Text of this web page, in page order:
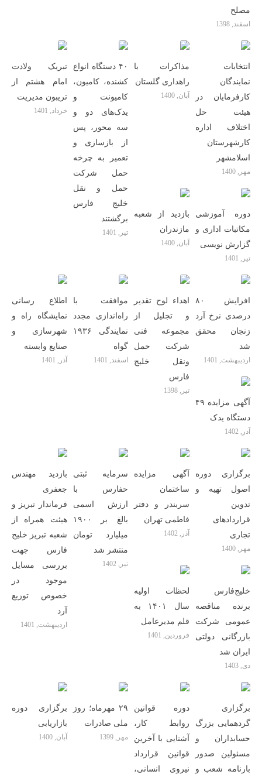
مصلح
اسفند, 1398
تبریک ولادت
امام هشتم از
تریبون مدیریت
خرداد, 1401
۴۰ دستگاه انواع
کشنده، کامیون،
کامیونت و
یدک‌های دو و
سه محور، پس
از بازسازی و
تعمیر به چرخه
حمل شرکت
حمل و نقل
خلیج فارس
برگشتند
تیر, 1401
مذاکرات با
راهداری گلستان
آبان, 1400
انتخابات
نمایندگان
کارفرمایان در
هیئت حل
اختلاف اداره
کارشهرستان
اسلامشهر
مهر, 1400
بازدید از شعبه
مازندران
آبان, 1400
دوره آموزشی
مکاتبات اداری و
گزارش نویسی
تیر, 1401
اطلاع رسانی
نمایشگاه راه و
شهرسازی و
صنایع وابسته
آذر, 1401
موافقت با
راه‌اندازی مجدد
نمایندگی ۱۹۳۶
گواه
اسفند, 1401
اهداء لوح تقدیر
و تجلیل از
مجموعه فنی
شرکت حمل
ونقل خلیج
فارس
تیر, 1398
افزایش ۸۰
درصدی نرخ آرد
زنجان محقق
شد
اردیبهشت, 1401
آگهی مزایده ۴۹
دستگاه یدک
آذر, 1402
بازدید مهندس
جعفری
فرماندار تبریز و
هیئت همراه از
شعبه تبریز خلیج
فارس جهت
بررسی مسایل
موجود در
خصوص توزیع
آرد
اردیبهشت, 1401
سرمایه ثبتی
حفارس با
ارزش اسمی
بالغ بر ۱۹۰۰
میلیارد تومان
منتشر شد
تیر, 1402
آگهی مزایده
ساختمان
سربندر و دفتر
فاطمی تهران
آذر, 1402
برگزاری دوره
اصول تهیه و
تدوین
قراردادهای
تجاری
مهر, 1400
لحظات اولیه
سال ۱۴۰۱ به
قلم مدیرعامل
فروردین, 1401
خلیج‌فارس
برنده مناقصه
عمومی شرکت
بازرگانی دولتی
ایران شد
دی, 1403
برگزاری دوره
بازاریابی
آبان, 1400
۲۹ مهرماه؛ روز
ملی صادرات
مهر, 1399
دوره قوانین
روابط کار،
آشنایی با آخرین
قوانین قرارداد
نیروی انسانی،
برگزاری
گردهمایی بزرگ
حسابداران و
مسئولین صدور
بارنامه شعب و